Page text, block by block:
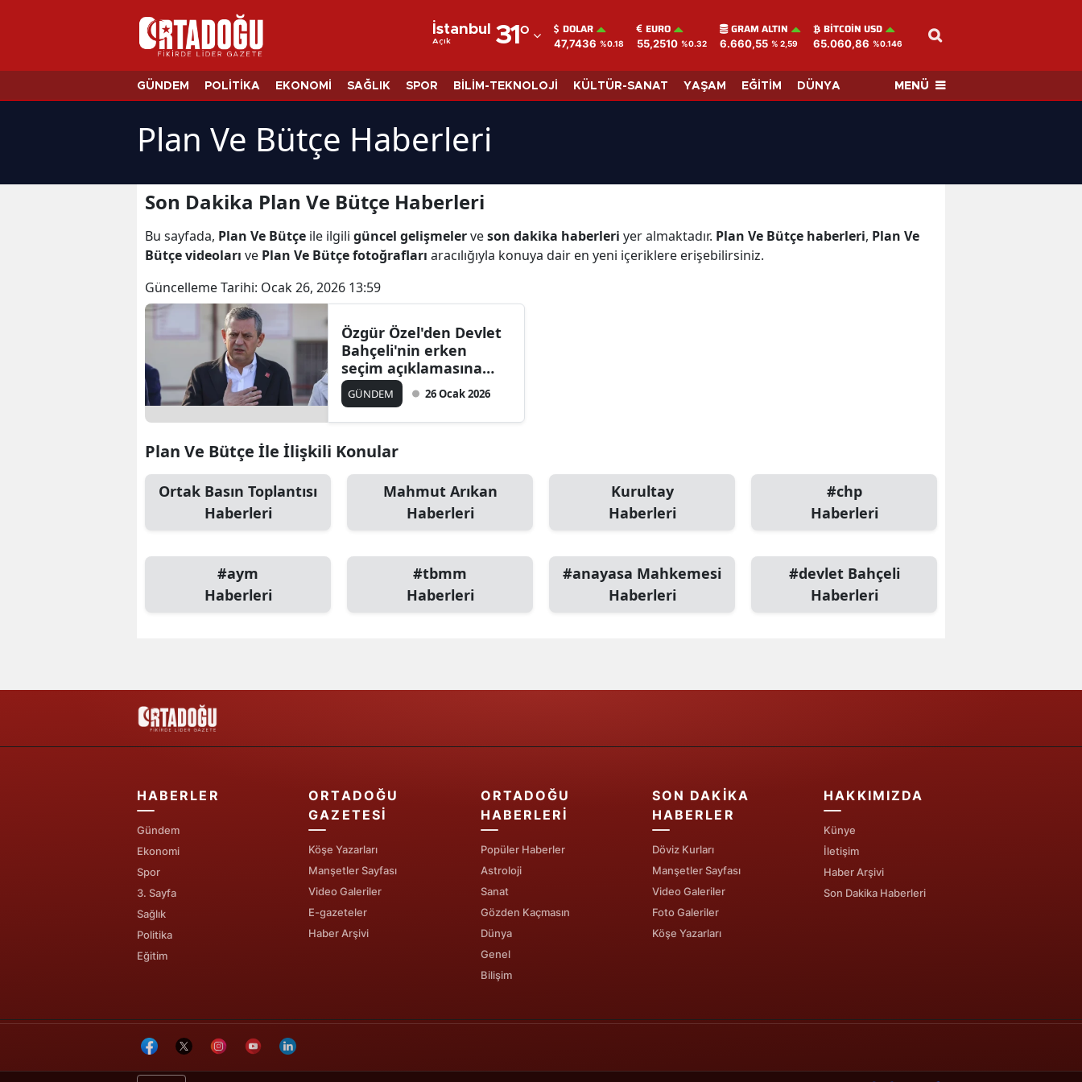
İstanbul
Açık 31°
Adana
Adıyaman
Ağrı
Ankara
Antalya
Balıkesir
Bilecik
Bolu
Burdur
Çanakkale
Erzincan
Eskişehir
Gaziantep
Giresun
Gümüşhane
Isparta
DOLAR
47,7436 %0.18
EURO
55,2510 %0.32
GRAM ALTIN
6.660,55 % 2,59
BITCOIN USD
65.060,86 %0.146
GÜNDEM POLİTİKA EKONOMİ SAĞLIK SPOR BİLİM-TEKNOLOJİ KÜLTÜR-SANAT YAŞAM EĞİTİM DÜNYA MENÜ
Plan Ve Bütçe Haberleri
Son Dakika Plan Ve Bütçe Haberleri
Bu sayfada, Plan Ve Bütçe ile ilgili güncel gelişmelerveson dakika haberleri yer almaktadır. Plan Ve Bütçe haberleri, Plan Ve
Bütçe videoları ve Plan Ve Bütçe fotoğrafları aracılığıyla konuya dair en yeni içeriklere erişebilirsiniz.
Güncelleme Tarihi: Ocak 26, 2026 13:59
Özgür Özel'den Devlet
Bahçeli'nin erken
seçim açıklamasına
yanıt
GÜNDEM 26 Ocak 2026
Plan Ve Bütçe İle İlişkili Konular
Ortak Basın Toplantısı
Haberleri
Mahmut Arıkan
Haberleri
Kurultay
Haberleri
#chp
Haberleri
#aym
Haberleri
#tbmm
Haberleri
#anayasa Mahkemesi
Haberleri
#devlet Bahçeli
Haberleri
HABERLER
Gündem
Ekonomi
Spor
3. Sayfa
Sağlık
Politika
Eğitim
ORTADOĞU
GAZETESI
Köşe Yazarları
Manşetler Sayfası
Video Galeriler
E-gazeteler
Haber Arşivi
ORTADOĞU
HABERLERI
Popüler Haberler
Astroloji
Sanat
Gözden Kaçmasın
Dünya
Genel
Bilişim
SON DAKIKA
HABERLER
Döviz Kurları
Manşetler Sayfası
Video Galeriler
Foto Galeriler
Köşe Yazarları
HAKKIMIZDA
Künye
İletişim
Haber Arşivi
Son Dakika Haberleri